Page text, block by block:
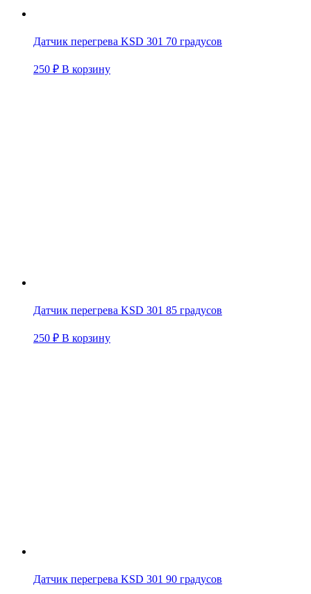
Датчик перегрева KSD 301 70 градусов
250 ₽ В корзину
Датчик перегрева KSD 301 85 градусов
250 ₽ В корзину
Датчик перегрева KSD 301 90 градусов